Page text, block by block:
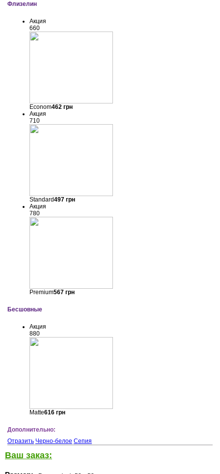
Флизелин
Акция
660
Econom462грн
Акция
710
Standard497грн
Акция
780
Premium567грн
Бесшовные
Акция
880
Matte616грн
Дополнительно:
Отразить Черно-белое Сепия
Ваш заказ: